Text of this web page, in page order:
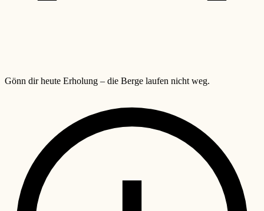
Gönn dir heute Erholung – die Berge laufen nicht weg.